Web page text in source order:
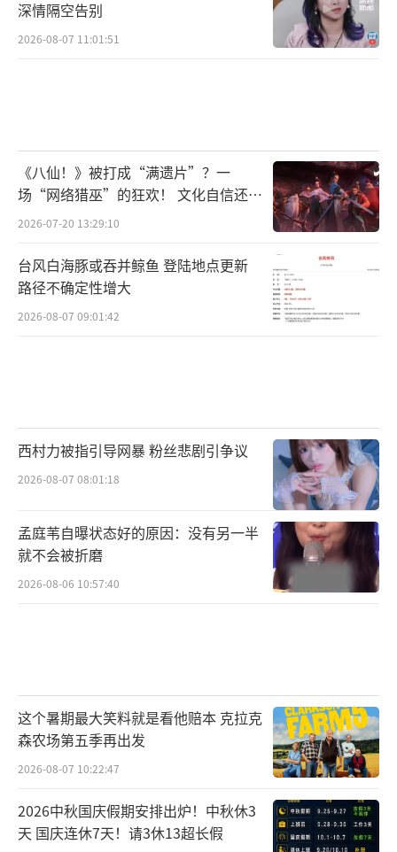
深情隔空告别
2026-08-07 11:01:51
《八仙！》被打成“满遗片”？一
场“网络猎巫”的狂欢！ 文化自信还是
焦虑？
2026-07-20 13:29:10
台风白海豚或吞并鲸鱼 登陆地点更新
路径不确定性增大
2026-08-07 09:01:42
西村力被指引导网暴 粉丝悲剧引争议
2026-08-07 08:01:18
孟庭苇自曝状态好的原因：没有另一半
就不会被折磨
2026-08-06 10:57:40
这个暑期最大笑料就是看他赔本 克拉克
森农场第五季再出发
2026-08-07 10:22:47
2026中秋国庆假期安排出炉！中秋休3
天 国庆连休7天！请3休13超长假